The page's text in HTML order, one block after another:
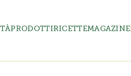
PRODOTTIRICETTEMAGAZINE